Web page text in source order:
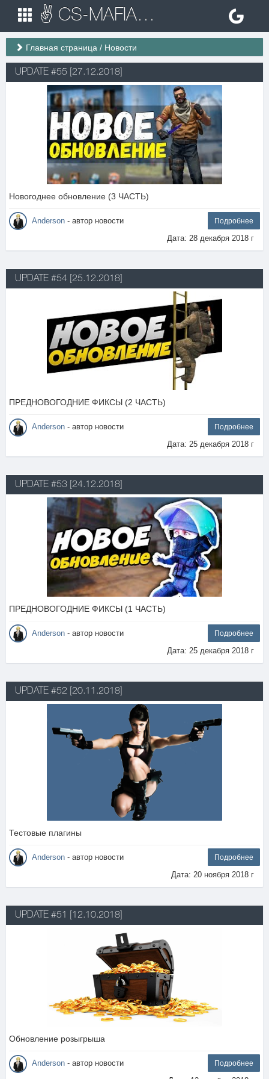
✌ CS-MAFIA.RU ✌ Игровые сервера Counter Strike 1.6
Главная страница / Новости
UPDATE #55 [27.12.2018]
Новогоднее обновление (3 ЧАСТЬ)
Anderson - автор новости Подробнее
Дата: 28 декабря 2018 г
UPDATE #54 [25.12.2018]
ПРЕДНОВОГОДНИЕ ФИКСЫ (2 ЧАСТЬ)
Anderson - автор новости Подробнее
Дата: 25 декабря 2018 г
UPDATE #53 [24.12.2018]
ПРЕДНОВОГОДНИЕ ФИКСЫ (1 ЧАСТЬ)
Anderson - автор новости Подробнее
Дата: 25 декабря 2018 г
UPDATE #52 [20.11.2018]
Тестовые плагины
Anderson - автор новости Подробнее
Дата: 20 ноября 2018 г
UPDATE #51 [12.10.2018]
Обновление розыгрыша
Anderson - автор новости Подробнее